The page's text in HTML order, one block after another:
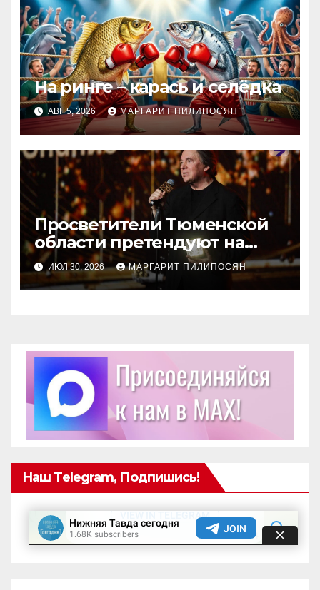
На ринге – карась и селёдка
АВГ 5, 2026 МАРГАРИТ ПИЛИПОСЯН
Просветители Тюменской
области претендуют на
награду Знание.Премия
ИЮЛ 30, 2026 МАРГАРИТ ПИЛИПОСЯН
Наш Telegram, Подпишись!